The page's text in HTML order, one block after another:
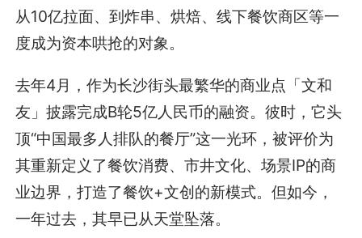
从10亿拉面、到炸串、烘焙、线下餐饮商区等一
度成为资本哄抢的对象。
去年4月，作为长沙街头最繁华的商业点「文和
友」披露完成B轮5亿人民币的融资。彼时，它头
顶“中国最多人排队的餐厅”这一光环，被评价为
其重新定义了餐饮消费、市井文化、场景IP的商
业边界，打造了餐饮+文创的新模式。但如今，
一年过去，其早已从天堂坠落。